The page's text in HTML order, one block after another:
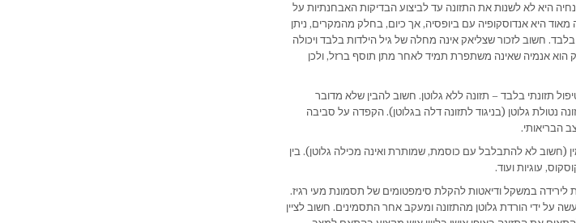
היא לא לשנות את התזונה עד לביצוע הבדיקות האבחנתיות על
היא אנדוסקופיה עם ביופסיה, אך כיום, בחלק מהמקרים, ניתן
חשוב לזכור שצליאק אינה מחלה של גיל הילדות בלבד ויכולה
אנמיה שאינה משתפרת תמיד לאחר מתן תוסף ברזל, ולכן
תזונתי בלבד – תזונה ללא גלוטן. חשוב להבין שלא מדובר
נטולת גלוטן (בניגוד לתזונה דלה בגלוטן). הקפדה על סביבה
הבריאותי.
(חשוב לא להתבלבל עם כוסמת, שמותרת ואינה מכילה גלוטן). בין
עוגיות ועוד.
לירידה במשקל ודיאטות להקלת סימפטומים של תסמונת מעי רגיז.
על ידי הורדת גלוטן מהתזונה ומעקב אחר התסמינים. חשוב לציין